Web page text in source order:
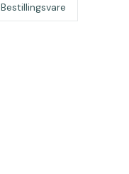
Bestillingsvare